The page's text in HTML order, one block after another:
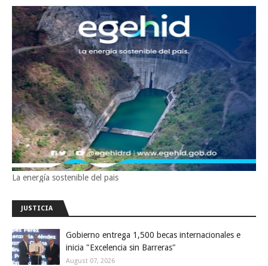
La energía sostenible del pais
JUSTICIA
Gobierno entrega 1,500 becas internacionales e
inicia "Excelencia sin Barreras"
August 07, 2026